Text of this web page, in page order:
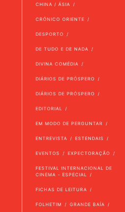
CHINA / ÁSIA
CRÓNICO ORIENTE
DESPORTO
DE TUDO E DE NADA
DIVINA COMÉDIA
DIÁRIOS DE PRÓSPERO
DIÁRIOS DE PRÓSPERO
EDITORIAL
EM MODO DE PERGUNTAR
ENTREVISTA ESTENDAIS
EVENTOS EXPECTORAÇÃO
FESTIVAL INTERNACIONAL DE
CINEMA - ESPECIAL
FICHAS DE LEITURA
FOLHETIM GRANDE BAÍA